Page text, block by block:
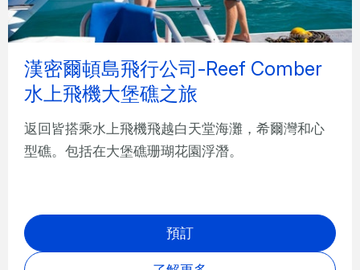
漢密爾頓島飛行公司-Reef Comber
水上飛機大堡礁之旅
返回皆搭乘水上飛機飛越白天堂海灘，希爾灣和心
型礁。包括在大堡礁珊瑚花園浮潛。
預訂